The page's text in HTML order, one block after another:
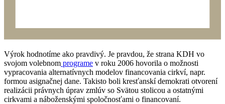
Výrok hodnotíme ako pravdivý. Je pravdou, že strana KDH vo
svojom volebnom programe v roku 2006 hovorila o možnosti
vypracovania alternatívnych modelov financovania cirkví, napr.
formou asignačnej dane. Takisto boli kresťanskí demokrati otvorení
realizácii právnych úprav zmlúv so Svätou stolicou a ostatnými
cirkvami a náboženskými spoločnosťami o financovaní.